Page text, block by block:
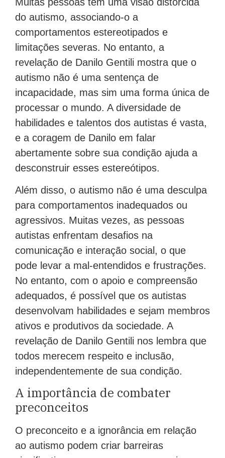
do autismo, associando-o a
comportamentos estereotipados e
limitações severas. No entanto, a
revelação de Danilo Gentili mostra que o
autismo não é uma sentença de
incapacidade, mas sim uma forma única de
processar o mundo. A diversidade de
habilidades e talentos dos autistas é vasta,
e a coragem de Danilo em falar
abertamente sobre sua condição ajuda a
desconstruir esses estereótipos.
Além disso, o autismo não é uma desculpa
para comportamentos inadequados ou
agressivos. Muitas vezes, as pessoas
autistas enfrentam desafios na
comunicação e interação social, o que
pode levar a mal-entendidos e frustrações.
No entanto, com o apoio e compreensão
adequados, é possível que os autistas
desenvolvam habilidades e sejam membros
ativos e produtivos da sociedade. A
revelação de Danilo Gentili nos lembra que
todos merecem respeito e inclusão,
independentemente de sua condição.
A importância de combater
preconceitos
O preconceito e a ignorância em relação
ao autismo podem criar barreiras